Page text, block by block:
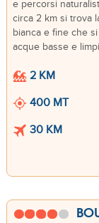
e percorsi
circa 2 km si trova
bianca e fine che
acque basse e
2 KM
400 MT
30 KM